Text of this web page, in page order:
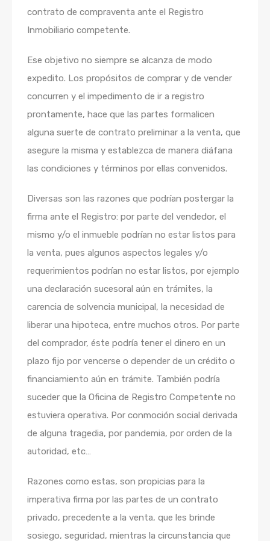
contrato de compraventa ante el Registro
Inmobiliario competente.
Ese objetivo no siempre se alcanza de modo
expedito. Los propósitos de comprar y de vender
concurren y el impedimento de ir a registro
prontamente, hace que las partes formalicen
alguna suerte de contrato preliminar a la venta, que
asegure la misma y establezca de manera diáfana
las condiciones y términos por ellas convenidos.
Diversas son las razones que podrían postergar la
firma ante el Registro: por parte del vendedor, el
mismo y/o el inmueble podrían no estar listos para
la venta, pues algunos aspectos legales y/o
requerimientos podrían no estar listos, por ejemplo
una declaración sucesoral aún en trámites, la
carencia de solvencia municipal, la necesidad de
liberar una hipoteca, entre muchos otros. Por parte
del comprador, éste podría tener el dinero en un
plazo fijo por vencerse o depender de un crédito o
financiamiento aún en trámite. También podría
suceder que la Oficina de Registro Competente no
estuviera operativa. Por conmoción social derivada
de alguna tragedia, por pandemia, por orden de la
autoridad, etc…
Razones como estas, son propicias para la
imperativa firma por las partes de un contrato
privado, precedente a la venta, que les brinde
sosiego, seguridad, mientras la circunstancia que